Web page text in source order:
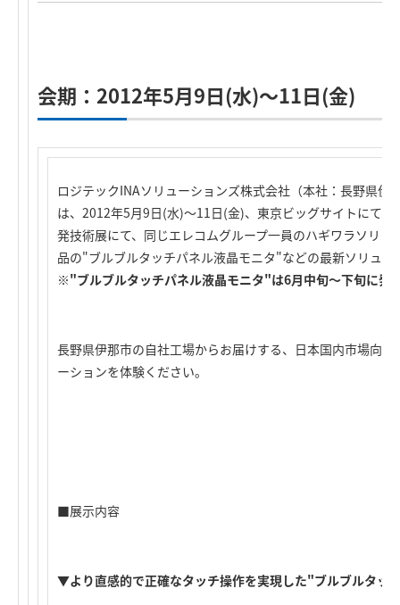
会期：2012年5月9日(水)～11日(金)
ロジテックINAソリューションズ株式会社（本社：長野県
は、2012年5月9日(水)～11日(金)、東京ビッグサイトにて
発技術展にて、同じエレコムグループ一員のハギワラソリ
品の"ブルブルタッチパネル液晶モニタ"などの最新ソリュ
※"ブルブルタッチパネル液晶モニタ"は6月中旬～下旬に発
長野県伊那市の自社工場からお届けする、日本国内市場向
ーションを体験ください。
■展示内容
▼より直感的で正確なタッチ操作を実現した"ブルブルタッ